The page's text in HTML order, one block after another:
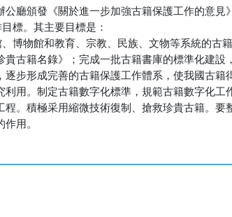
廳頒發《關於進一步加強古籍保護工作的意
標。其主要目標是：
博物館和教育、宗教、民族、文物等系統的古
古籍名錄》；完成一批古籍書庫的標準化建設
步形成完善的古籍保護工作體系，使我國古籍
用。制定古籍數字化標準，規範古籍數字化工
。積極采用縮微技術復制、搶救珍貴古籍。要
用。